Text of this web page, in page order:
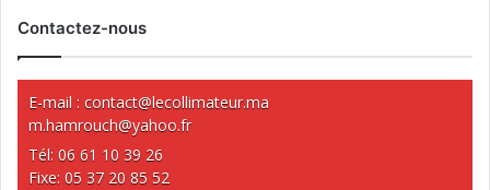
Contactez-nous
E-mail : contact@lecollimateur.ma
m.hamrouch@yahoo.fr
Tél: 06 61 10 39 26
Fixe: 05 37 20 85 52